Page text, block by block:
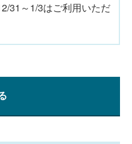
31～1/3はご利用いただ